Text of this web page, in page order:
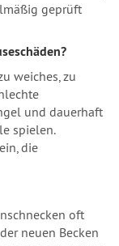
geprüft
weiches, zu
und dauerhaft
spielen.
die
oft
neuen Becken